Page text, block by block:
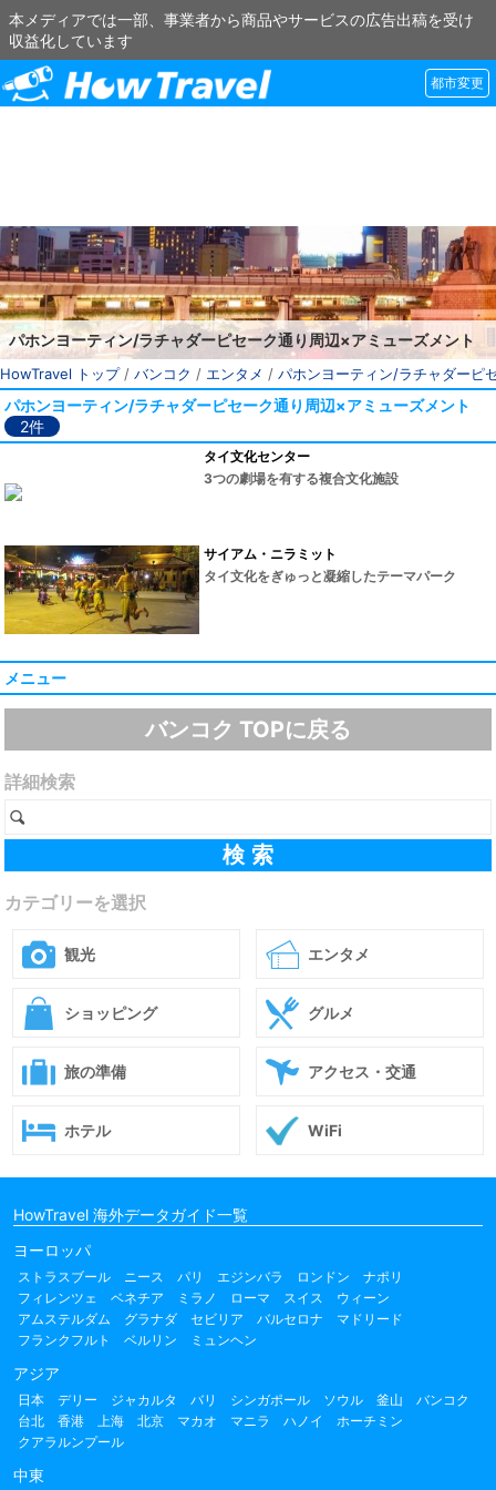
本メディアでは一部、事業者から商品やサービスの広告出稿を受け
収益化しています
都市変更
パホンヨーティン/ラチャダーピセーク通り周辺×アミューズメント
HowTravel トップ/ バンコク / エンタメ / パホンヨーティン/ラチャダーピ
パホンヨーティン/ラチャダーピセーク通り周辺×アミューズメント
2件
タイ文化センター
3つの劇場を有する複合文化施設
サイアム・ニラミット
タイ文化をぎゅっと凝縮したテーマパーク
メニュー
バンコク TOPに戻る
詳細検索
カテゴリーを選択
観光 エンタメ
ショッピング グルメ
旅の準備 アクセス・交通
ホテル WiFi
HowTravel 海外データガイド一覧
ヨーロッパ
ストラスブール ニース パリ エジンバラ ロンドン
ナポリ
フィレンツェ
ベネチア ミラノ ローマ スイス
ウィーン
アムステルダム
グラナダ セビリア バルセロナ
マドリード
フランクフルト
ベルリン ミュンヘン
アジア
日本 デリー ジャカルタ バリ シンガポール ソウル 釜山
バンコク
台北
香港 上海 北京 マカオ マニラ ハノイ
ホーチミン
クアラルンプール
中東